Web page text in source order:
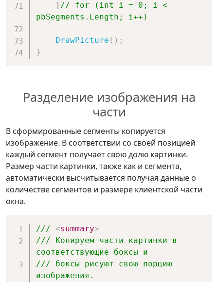
}// for (int i = 0; i <
pbSegments.Length; i++)
DrawPicture ( ) ;
}
Разделение изображения на
части
В сформированные сегменты копируется
изображение. В соответствии со своей позицией
каждый сегмент получает свою долю картинки.
Размер части картинки, также как и сегмента,
автоматически высчитывается получая данные о
количестве сегментов и размере клиентской части
окна.
/// <summary>
/// Копируем части картинки в
соответствующие боксы и
/// боксы рисуют свою порцию
изображения.